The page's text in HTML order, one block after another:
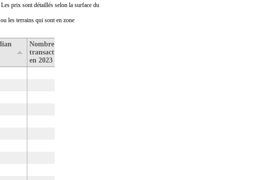
prix sont détaillés selon la surface du
les terrains qui sont en zone
Nombre de
transactions
en 2023